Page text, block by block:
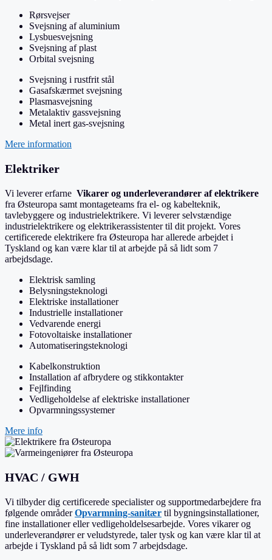
Rørsvejser
Svejsning af aluminium
Lysbuesvejsning
Svejsning af plast
Orbital svejsning
Svejsning i rustfrit stål
Gasafskærmet svejsning
Plasmasvejsning
Metalaktiv gassvejsning
Metal inert gas-svejsning
Mere information
Elektriker
Vi leverer erfarne Vikarer og underleverandører af elektrikere
fra Østeuropa samt montageteams fra el- og kabelteknik,
tavlebyggere og industrielektrikere. Vi leverer selvstændige
industrielektrikere og elektrikerassistenter til dit projekt. Vores
certificerede elektrikere fra Østeuropa har allerede arbejdet i
Tyskland og kan være klar til at arbejde på så lidt som 7
arbejdsdage.
Elektrisk samling
Belysningsteknologi
Elektriske installationer
Industrielle installationer
Vedvarende energi
Fotovoltaiske installationer
Automatiseringsteknologi
Kabelkonstruktion
Installation af afbrydere og stikkontakter
Fejlfinding
Vedligeholdelse af elektriske installationer
Opvarmningssystemer
Mere info
HVAC / GWH
Vi tilbyder dig certificerede specialister og supportmedarbejdere fra
følgende områderOpvarmning-sanitær til bygningsinstallationer,
fine installationer eller vedligeholdelsesarbejde. Vores vikarer og
underleverandører er veludstyrede, taler tysk og kan være klar til at
arbejde i Tyskland på så lidt som 7 arbejdsdage.